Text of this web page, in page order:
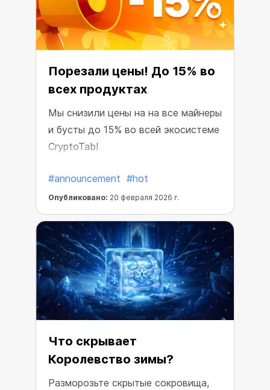
Порезали цены! До 15% во
всех продуктах
Мы снизили цены на на все майнеры
и бусты до 15% во всей экосистеме
CryptoTab!
#announcement #hot
Опубликовано: 20 февраля 2026 г.
Что скрывает
Королевство зимы?
Разморозьте скрытые сокровища,